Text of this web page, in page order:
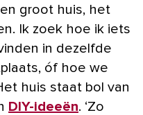
groot huis, het
Ik zoek hoe ik iets
in dezelfde
óf hoe we
huis staat bol van
DIY-ideeën. ‘Zo